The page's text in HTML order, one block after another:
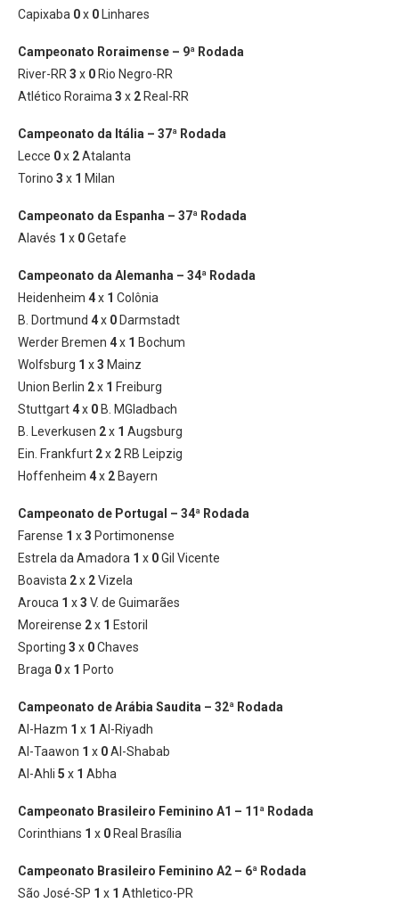
Capixaba 0x 0 Linhares
Campeonato Roraimense – 9ª Rodada
River-RR 3 x 0 Rio Negro-RR
Atlético Roraima 3 x 2 Real-RR
Campeonato da Itália – 37ª Rodada
Lecce 0x 2Atalanta
Torino 3 x 1 Milan
Campeonato da Espanha – 37ª Rodada
Alavés 1 x 0Getafe
Campeonato da Alemanha – 34ª Rodada
Heidenheim 4x 1 Colônia
B. Dortmund 4x 0 Darmstadt
Werder Bremen 4x 1 Bochum
Wolfsburg 1 x3 Mainz
Union Berlin 2x 1 Freiburg
Stuttgart4x 0 B. MGladbach
B. Leverkusen 2x 1 Augsburg
Ein. Frankfurt 2x 2 RB Leipzig
Hoffenheim 4x 2 Bayern
Campeonato de Portugal – 34ª Rodada
Farense 1 x3 Portimonense
Estrela da Amadora 1 x 0Gil Vicente
Boavista 2x 2Vizela
Arouca 1 x3 V. de Guimarães
Moreirense 2x 1 Estoril
Sporting 3 x 0Chaves
Braga 0x 1 Porto
Campeonato de Arábia Saudita – 32ª Rodada
Al-Hazm 1 x 1 Al-Riyadh
Al-Taawon 1 x 0Al-Shabab
Al-Ahli 5 x 1 Abha
Campeonato Brasileiro Feminino A1 – 11ª Rodada
Corinthians 1 x 0 Real Brasília
Campeonato Brasileiro Feminino A2 – 6ª Rodada
São José-SP 1 x 1 Athletico-PR